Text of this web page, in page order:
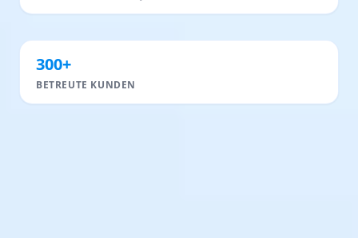
300+
BETREUTE KUNDEN